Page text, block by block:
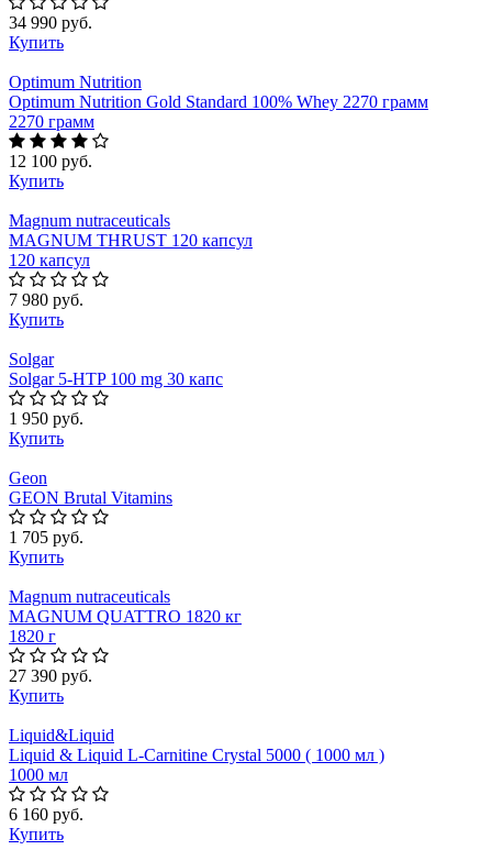
34 990 руб.
Купить
Optimum Nutrition
Optimum Nutrition Gold Standard 100% Whey 2270 грамм
2270 грамм
12 100 руб.
Купить
Magnum nutraceuticals
MAGNUM THRUST 120 капсул
120 капсул
7 980 руб.
Купить
Solgar
Solgar 5-HTP 100 mg 30 капс
1 950 руб.
Купить
Geon
GEON Brutal Vitamins
1 705 руб.
Купить
Magnum nutraceuticals
MAGNUM QUATTRO 1820 кг
1820 г
27 390 руб.
Купить
Liquid&Liquid
Liquid & Liquid L-Carnitine Crystal 5000 ( 1000 мл )
1000 мл
6 160 руб.
Купить